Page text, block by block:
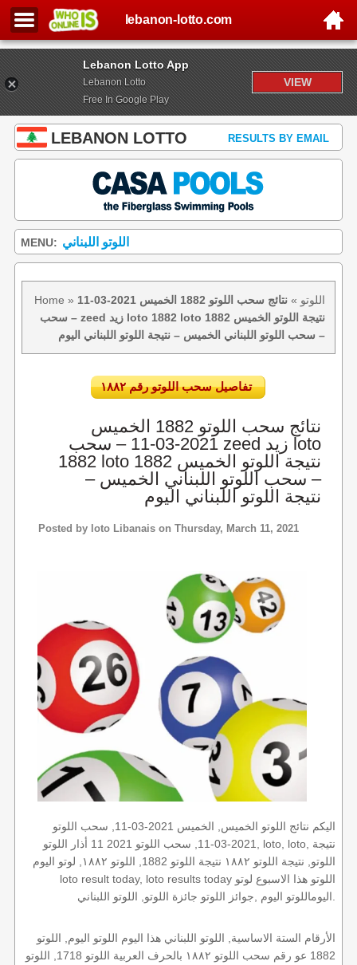
Lebanon Lotto App
Lebanon Lotto
Free In Google Play
VIEW
lebanon-lotto.com
LEBANON LOTTO RESULTS BY EMAIL
MENU: اللوتو اللبناني
Home » اللوتو »
نتائج سحب اللوتو 1882 الخميس 2021-03-11
– سحب zeed زيد loto 1882 loto 1882 نتيجة اللوتو الخميس
– سحب اللوتو اللبناني الخميس – نتيجة اللوتو اللبناني اليوم
تفاصيل سحب اللوتو رقم ١٨٨٢
نتائج سحب اللوتو 1882 الخميس
2021-03-11 – سحب zeed زيد loto
1882 loto 1882 نتيجة اللوتو الخميس
– سحب اللوتو اللبناني الخميس –
نتيجة اللوتو اللبناني اليوم
Posted by loto Libanaison Thursday, March 11, 2021
اليكم نتائج اللوتو الخميس, الخميس 2021-03-11, سحب اللوتو
2021-03-11, سحب اللوتو 2021 11 أذار اللوتو, loto, loto, نتيجة
اللوتو, نتيجة اللوتو ١٨٨٢ نتيجة اللوتو 1882, اللوتو ١٨٨٢, لوتو اليوم
loto result today, loto results today اللوتو هذا الاسبوع لوتو
الأرقام الستة الاساسية, اللوتو اللبناني هذا اليوم اللوتو اليوم, اللوتو
1882 عو رقم سحب اللوتو ١٨٨٢ بالحرف العربية اللوتو 1718, اللوتو